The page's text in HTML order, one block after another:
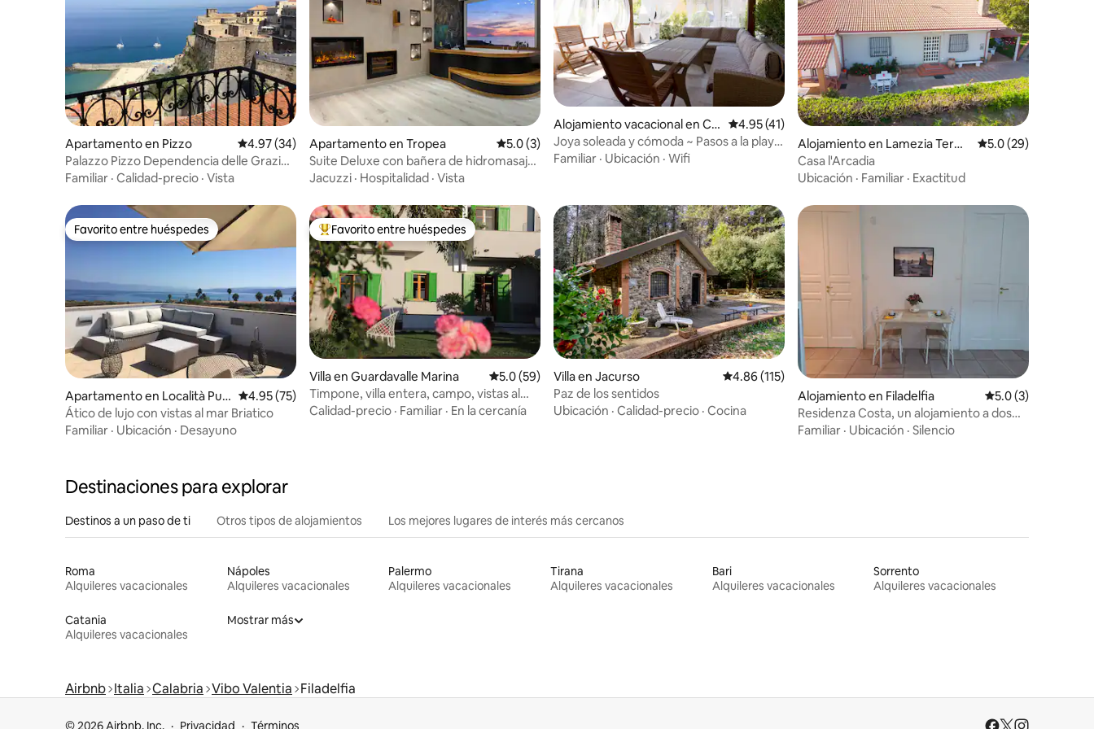
Apartamento en Pizzo Calificación promedio: 4.97 de 5, 34 reseñas
4.97 (34)
Palazzo Pizzo Dependencia delle Grazie
+ azotea
Familiar · Calidad-precio · Vista
Apartamento en Tropea Calificación promedio: 5.0 de 5, 3 reseñas
5.0 (3)
Suite Deluxe con bañera de hidromasaje
y vista al mar
Jacuzzi · Hospitalidad · Vista
Alojamiento vacacional en Co
ntrada Difesa II
Calificación promedio: 4.95 de 5, 41 reseñas
4.95 (41)
Joya soleada y cómoda ~ Pasos a la playa
~ Jardín ~ Piscina
Familiar · Ubicación · Wifi
Alojamiento en Lamezia Term
e
Calificación
5.0 (29)
Casa l'Arcadia
Ubicación · Familiar · Exactitud
Favorito entre huéspedes
Favorito entre huéspedes
Apartamento en Località Pun
ta Safò
Calificación promedio: 4.95 de 5, 75 reseñas
4.95 (75)
Ático de lujo con vistas al mar Briatico
Familiar · Ubicación · Desayuno
Favorito entre huéspedes preferido
Favorito entre huéspedes
Villa en Guardavalle Marina Calificación promedio: 5.0 de 5, 59 reseñas
5.0 (59)
Timpone, villa entera, campo, vistas al
mar Jónico
Calidad-precio · Familiar · En la cercanía
Villa en Jacurso Calificación promedio: 4.86 de 5, 115 reseñas
4.86 (115)
Paz de los sentidos
Ubicación · Calidad-precio · Cocina
Alojamiento en Filadelfia Calificación
5.0 (3)
Residenza Costa, un alojamiento a dos
pasos de Pizzo
Familiar · Ubicación · Silencio
Destinaciones para explorar
Destinos a un paso de ti Otros tipos de alojamientos Los mejores lugares de interés más cercanos
Roma
Alquileres vacacionales
Nápoles
Alquileres vacacionales
Palermo
Alquileres vacacionales
Tirana
Alquileres vacacionales
Bari
Alquileres vacacionales
Sorrento
Alquileres vacacionales
Catania
Alquileres vacacionales
Mostrar más
Airbnb Italia Calabria Vibo Valentia Filadelfia
© 2026 Airbnb, Inc. Privacidad Términos